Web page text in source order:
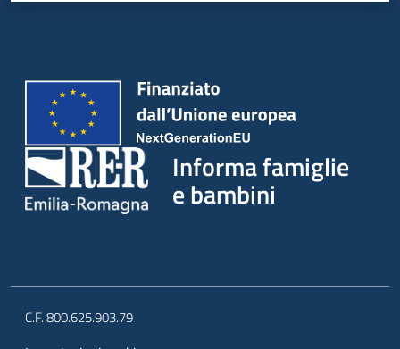
Informa famiglie
e bambini
C.F. 800.625.903.79